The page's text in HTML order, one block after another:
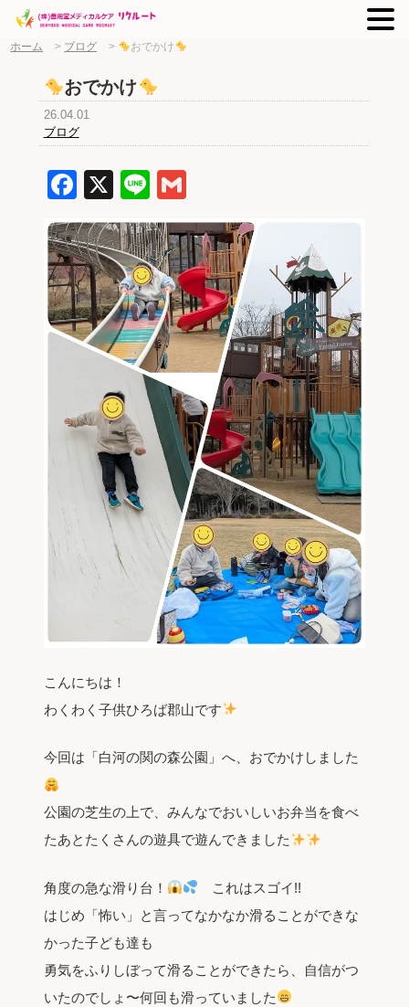
ホーム > ブログ > おでかけ
おでかけ
26.04.01
ブログ
Facebook
X Line
こんにちは！
わくわく子供ひろば郡山です
今回は「白河の関の森公園」へ、おでかけしました
公園の芝生の上で、みんなでおいしいお弁当を食べ
たあとたくさんの遊具で遊んできました
角度の急な滑り台！
これはスゴイ!!
はじめ「怖い」と言ってなかなか滑ることができな
かった子ども達も
勇気をふりしぼって滑ることができたら、自信がつ
いたのでしょ〜何回も滑っていました